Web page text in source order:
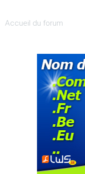
Accueil du forum